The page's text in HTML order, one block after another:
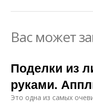
Вас может
Поделки из
руками.
Это одна из самых